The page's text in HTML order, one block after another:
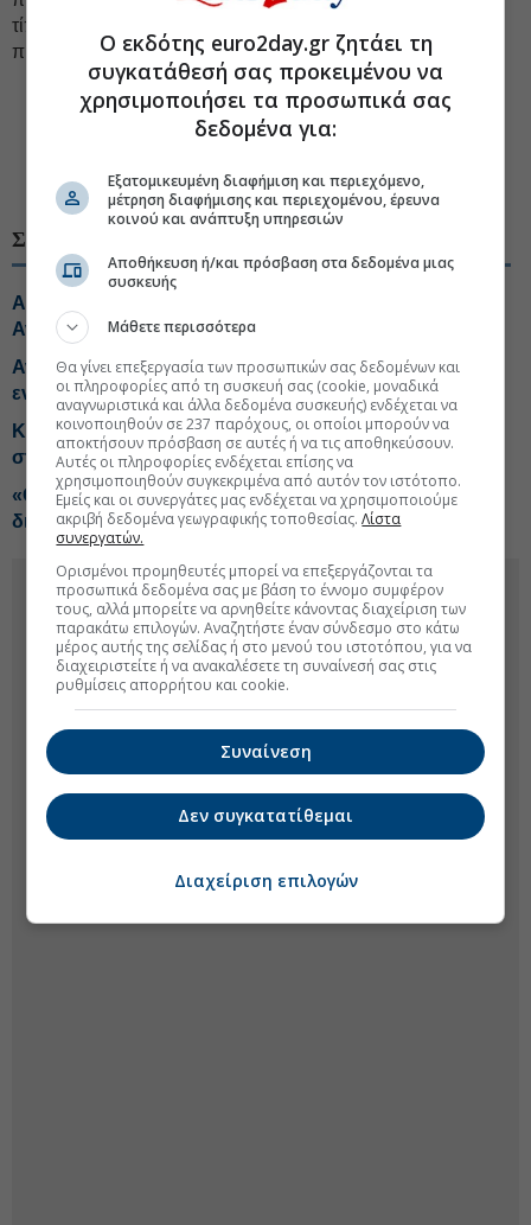
τίποτα. Άρα, περισσότερο βλέπω υποκρισία παρά αγωνία
προστασίας της εθνικής ασφάλειας.
#Νίκος Ανδρουλάκης #ΠΑΣΟΚ/ΚΙΝΑΛ, Κίνημα Αλλαγής
#ΕΥΠ, Εθνική Υπηρεσία Πληροφοριών
#Παρακολούθηση κινητού #Ελλάδα πολιτική
ΣΧΕΤΙΚΑ ΘΕΜΑΤΑ
Αλλαγή δόγματος στην πολιτική προστασία ζητά ο
Ανδρουλάκης
Ανδρουλάκης από Βοιωτία: Αμεσες αποζημιώσεις και
ενίσχυση της Πυροσβεστικής
Κατρίνης: Ανησυχητική η αδράνεια της κυβέρνησης
στο μεταβαλλόμενο γεωπολιτικό περιβάλλον
«Οχι» από Αρειο Πάγο στην ανάσυρση της
δικογραφίας για τις υποκλοπές
Ο εκδότης euro2day.gr ζητάει τη
συγκατάθεσή σας προκειμένου να
χρησιμοποιήσει τα προσωπικά σας
δεδομένα για:
Εξατομικευμένη διαφήμιση και περιεχόμενο,
μέτρηση διαφήμισης και περιεχομένου, έρευνα
κοινού και ανάπτυξη υπηρεσιών
Αποθήκευση ή/και πρόσβαση στα δεδομένα μιας
συσκευής
Μάθετε περισσότερα
Θα γίνει επεξεργασία των προσωπικών σας δεδομένων και
οι πληροφορίες από τη συσκευή σας (cookie, μοναδικά
αναγνωριστικά και άλλα δεδομένα συσκευής) ενδέχεται να
κοινοποιηθούν σε 237 παρόχους, οι οποίοι μπορούν να
αποκτήσουν πρόσβαση σε αυτές ή να τις αποθηκεύσουν.
Αυτές οι πληροφορίες ενδέχεται επίσης να
χρησιμοποιηθούν συγκεκριμένα από αυτόν τον ιστότοπο.
Εμείς και οι συνεργάτες μας ενδέχεται να χρησιμοποιούμε
ακριβή δεδομένα γεωγραφικής τοποθεσίας.Λίστα
συνεργατών.
Ορισμένοι προμηθευτές μπορεί να επεξεργάζονται τα
προσωπικά δεδομένα σας με βάση το έννομο συμφέρον
τους, αλλά μπορείτε να αρνηθείτε κάνοντας διαχείριση των
παρακάτω επιλογών. Αναζητήστε έναν σύνδεσμο στο κάτω
μέρος αυτής της σελίδας ή στο μενού του ιστοτόπου, για να
διαχειριστείτε ή να ανακαλέσετε τη συναίνεσή σας στις
ρυθμίσεις απορρήτου και cookie.
Συναίνεση
Δεν συγκατατίθεμαι
Διαχείριση επιλογών